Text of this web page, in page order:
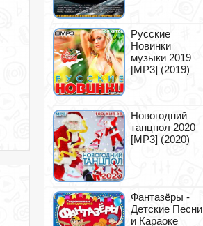
Русские
Новинки
музыки 2019
[MP3] (2019)
Новогодний
танцпол 2020
[MP3] (2020)
Фантазёры -
Детские Песни
и Караоке